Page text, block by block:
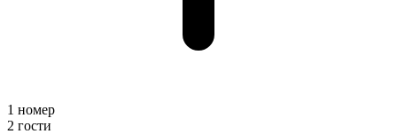
1 номер
2 гости